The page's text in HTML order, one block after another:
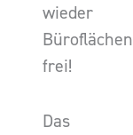
wieder
Büroflächen
frei!
Das